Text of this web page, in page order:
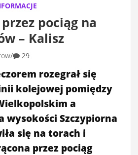
pociąg na
– Kalisz
29
rozegrał się
kolejowej pomiędzy
a
wysokości Szczypiorna
się na torach i
przez pociąg